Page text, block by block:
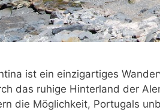
ist ein einzigartiges
das ruhige Hinterland der
die Möglichkeit, Portugals